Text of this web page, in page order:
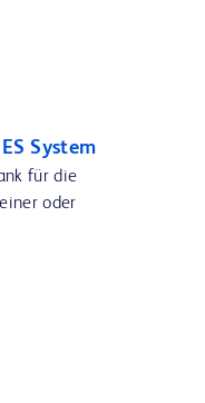
System
für die
oder